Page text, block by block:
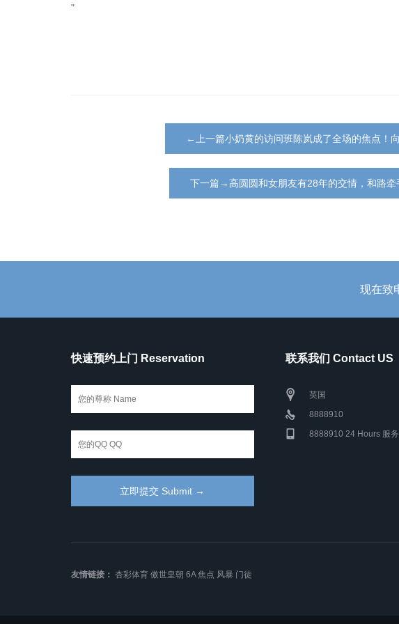
"
←上一篇小奶黄的访问班陈岚成了全场的焦点！
下一篇→高圆圆和女朋友有28年的交情，和路
现在致
快速预约上门 Reservation 联系我们 Contact US
英国
8888910
8888910 24 Hours 服务
友情链接： 杏彩体育 傲世皇朝 6A 焦点 风暴 门徒